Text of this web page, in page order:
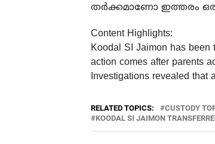
തര്‍ക്കമാണോ ഇത്തരം
Content Highlights:
Koodal SI Jaimon has been
action comes after parents
Investigations revealed that
RELATED TOPICS: CUSTODY
KOODAL SI JAIMON